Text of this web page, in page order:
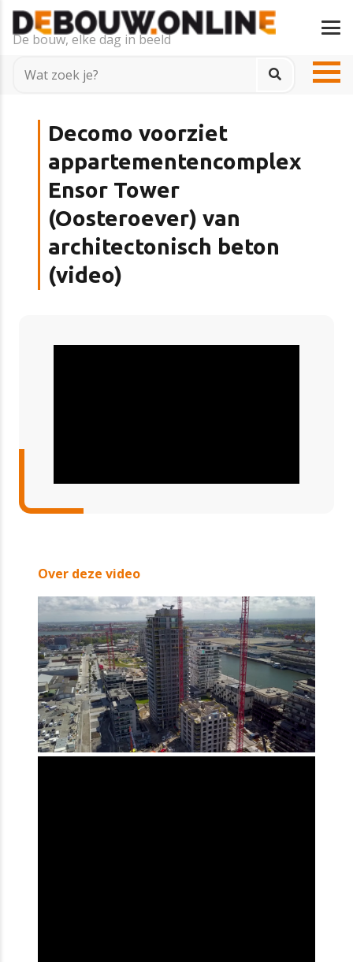
De bouw, elke dag in beeld
Decomo voorziet
appartementencomplex
Ensor Tower
(Oosteroever) van
architectonisch beton
(video)
Over deze video